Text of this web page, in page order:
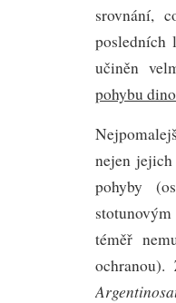
srovnání,
posledních
učiněn
pohybu
nejen jejich
pohyby
téměř